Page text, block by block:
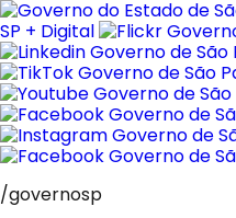
Pular
para
o
conteúdo
SP + Digital
/governosp